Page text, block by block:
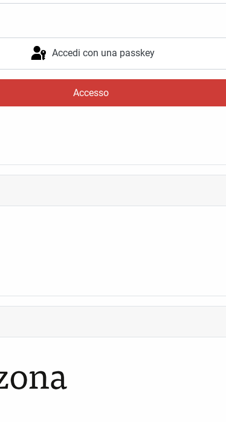
Accedi con una passkey
Accesso